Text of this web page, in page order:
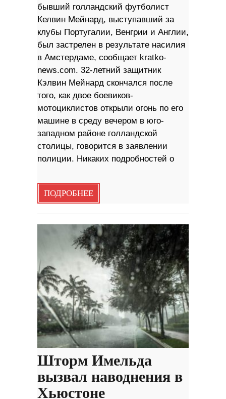
бывший голландский футболист
Келвин Мейнард, выступавший за
клубы Португалии, Венгрии и Англии,
был застрелен в результате насилия
в Амстердаме, сообщает kratko-
news.com. 32-летний защитник
Кэлвин Мейнард скончался после
того, как двое боевиков-
мотоциклистов открыли огонь по его
машине в среду вечером в юго-
западном районе голландской
столицы, говорится в заявлении
полиции. Никаких подробностей о
ПОДРОБНЕЕ
Шторм Имельда
вызвал наводнения в
Хьюстоне